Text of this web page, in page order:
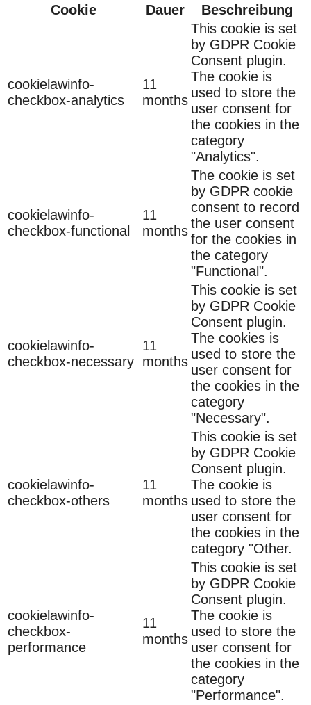
Cookie
Dauer Beschreibung
cookielawinfo-
checkbox-analytics
11
months
This cookie is set
by GDPR Cookie
Consent plugin.
The cookie is
used to store the
user consent for
the cookies in the
category
"Analytics".
cookielawinfo-
checkbox-functional
11
months
The cookie is set
by GDPR cookie
consent to record
the user consent
for the cookies in
the category
"Functional".
cookielawinfo-
checkbox-necessary
11
months
This cookie is set
by GDPR Cookie
Consent plugin.
The cookies is
used to store the
user consent for
the cookies in the
category
"Necessary".
cookielawinfo-
checkbox-others
11
months
This cookie is set
by GDPR Cookie
Consent plugin.
The cookie is
used to store the
user consent for
the cookies in the
category "Other.
cookielawinfo-
checkbox-
performance
11
months
This cookie is set
by GDPR Cookie
Consent plugin.
The cookie is
used to store the
user consent for
the cookies in the
category
"Performance".